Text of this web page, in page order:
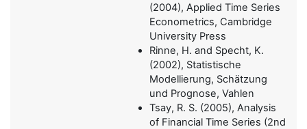
(2004), Applied Time Series
Econometrics, Cambridge
University Press
Rinne, H. and Specht, K.
(2002), Statistische
Modellierung, Schätzung
und Prognose, Vahlen
Tsay, R. S. (2005), Analysis
of Financial Time Series (2nd